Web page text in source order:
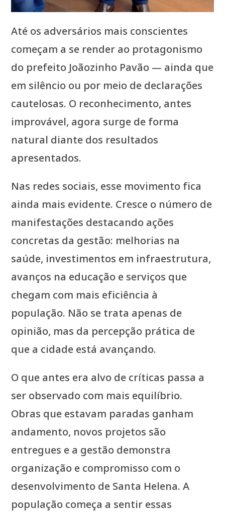
Até os adversários mais conscientes
começam a se render ao protagonismo
do prefeito Joãozinho Pavão — ainda que
em silêncio ou por meio de declarações
cautelosas. O reconhecimento, antes
improvável, agora surge de forma
natural diante dos resultados
apresentados.
Nas redes sociais, esse movimento fica
ainda mais evidente. Cresce o número de
manifestações destacando ações
concretas da gestão: melhorias na
saúde, investimentos em infraestrutura,
avanços na educação e serviços que
chegam com mais eficiência à
população. Não se trata apenas de
opinião, mas da percepção prática de
que a cidade está avançando.
O que antes era alvo de críticas passa a
ser observado com mais equilíbrio.
Obras que estavam paradas ganham
andamento, novos projetos são
entregues e a gestão demonstra
organização e compromisso com o
desenvolvimento de Santa Helena. A
população começa a sentir essas